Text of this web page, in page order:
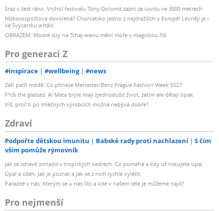
Sraz v šest ráno. Vrchol festivalu Tóny Dolomit zazní za úsvitu ve 3000 metrech
Nízkorozpočtová dovolená? Chorvatsko jedno z nejdražších v Evropě! Levněji je i
ve Švýcarsku a Itálii
OBRAZEM: Modré slzy na Tchaj-wanu mění moře v magickou říši
Pro generaci Z
#inspirace #wellbeing #news
Září patří módě: Co přinese Mercedes-Benz Prague Fashion Week SS27
F*ck the glasses: AI Meta brýle mají zjednodušit život, zatím ale dělají opak
Víš, proč ti po mléčných výrobcích možná nebývá dobře?
Zdraví
Podpořte dětskou imunitu Babské rady proti nachlazení
S čím
vším pomůže rýmovník
Jak se zdravě zchladit v tropických vedrech: Co pomáhá a kdy už riskujete úpal
Úpal a úžeh: Jak je poznat a jak se z nich rychle vyléčit
Parazité v nás: Kterým se u nás líbí a kde v našem těle je můžeme najít?
Pro nejmenší